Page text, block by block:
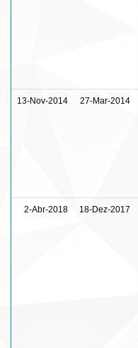
13-Nov-2014 27-Mar-2014
2-Abr-2018 18-Dez-2017